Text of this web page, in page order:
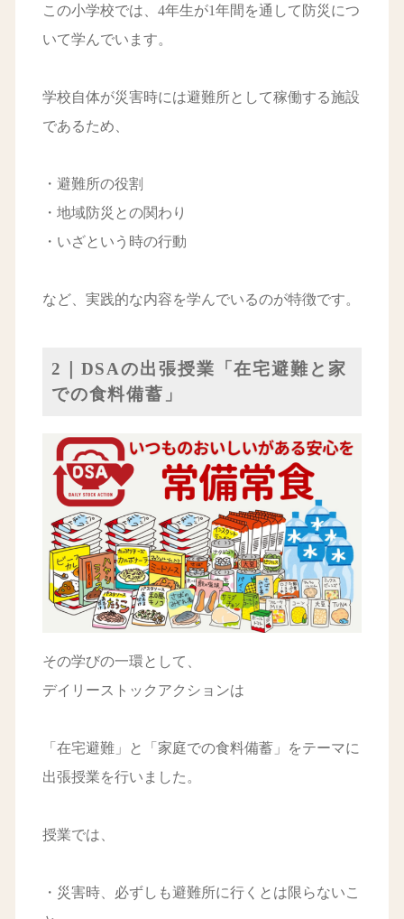
この小学校では、4年生が1年間を通して防災につ
いて学んでいます。
学校自体が災害時には避難所として稼働する施設
であるため、
・避難所の役割
・地域防災との関わり
・いざという時の行動
など、実践的な内容を学んでいるのが特徴です。
2｜DSAの出張授業「在宅避難と家
での食料備蓄」
その学びの一環として、
デイリーストックアクションは
「在宅避難」と「家庭での食料備蓄」をテーマに
出張授業を行いました。
授業では、
・災害時、必ずしも避難所に行くとは限らないこ